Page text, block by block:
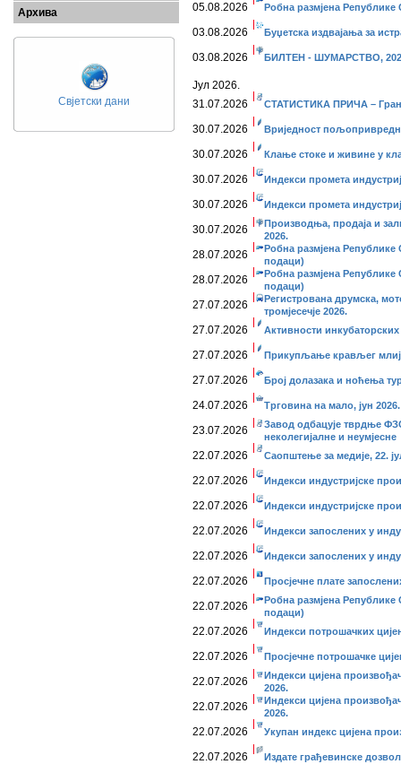
Архива
Свјетски дани
05.08.2026 Робна размјена Републике
03.08.2026 Буџетска издвајања за
03.08.2026 БИЛТЕН - ШУМАРСТВО,
Јул 2026.
31.07.2026
СТАТИСТИКА ПРИЧА –
30.07.2026 Вриједност
30.07.2026 Клање стоке и живине у
30.07.2026 Индекси промета
30.07.2026 Индекси промета
30.07.2026
Производња, продаја и
2026.
28.07.2026
Робна размјена Републике
подаци)
28.07.2026
Робна размјена Републике
подаци)
27.07.2026
Регистрована друмска,
тромјесечје 2026.
27.07.2026 Активности инкубаторских
27.07.2026 Прикупљање крављег
27.07.2026 Број долазака и ноћења
24.07.2026 Трговина на мало, јун 2026.
23.07.2026
Завод одбацује тврдње
неколегијалне и неумјесне
22.07.2026 Саопштење за медије, 22.
22.07.2026 Индекси индустријске
22.07.2026 Индекси индустријске
22.07.2026 Индекси запослених у
22.07.2026 Индекси запослених у
22.07.2026 Просјечне плате
22.07.2026
Робна размјена Републике
подаци)
22.07.2026 Индекси потрошачких
22.07.2026 Просјечне потрошачке
22.07.2026
Индекси цијена
2026.
22.07.2026
Индекси цијена
2026.
22.07.2026 Укупан индекс цијена
22.07.2026 Издате грађевинске